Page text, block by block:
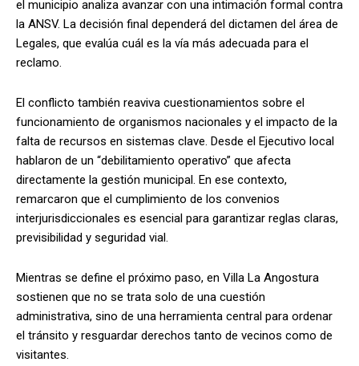
el municipio analiza avanzar con una intimación formal contra
la ANSV. La decisión final dependerá del dictamen del área de
Legales, que evalúa cuál es la vía más adecuada para el
reclamo.
El conflicto también reaviva cuestionamientos sobre el
funcionamiento de organismos nacionales y el impacto de la
falta de recursos en sistemas clave. Desde el Ejecutivo local
hablaron de un “debilitamiento operativo” que afecta
directamente la gestión municipal. En ese contexto,
remarcaron que el cumplimiento de los convenios
interjurisdiccionales es esencial para garantizar reglas claras,
previsibilidad y seguridad vial.
Mientras se define el próximo paso, en Villa La Angostura
sostienen que no se trata solo de una cuestión
administrativa, sino de una herramienta central para ordenar
el tránsito y resguardar derechos tanto de vecinos como de
visitantes.